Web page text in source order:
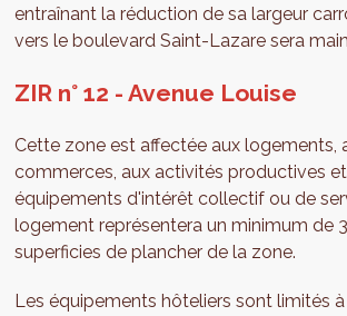
entraînant la réduction de sa largeur
vers le boulevard Saint-Lazare sera
ZIR n° 12 - Avenue Louise
Cette zone est affectée aux logements,
commerces, aux activités productives
équipements d'intérêt collectif ou de
logement représentera un minimum de
superficies de plancher de la zone.
Les équipements hôteliers sont limités